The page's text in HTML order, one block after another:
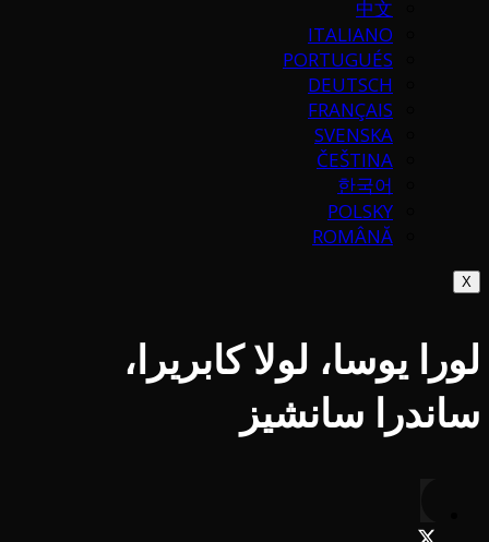
中文
ITALIANO
PORTUGUÉS
DEUTSCH
FRANÇAIS
SVENSKA
ČEŠTINA
한국어
POLSKY
ROMÂNĂ
X
لورا يوسا، لولا كابريرا،
ساندرا سانشيز